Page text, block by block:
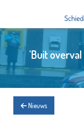
'Buit
Nieuws